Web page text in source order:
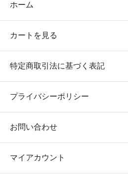
ホーム
カートを見る
特定商取引法に基づく表記
プライバシーポリシー
お問い合わせ
マイアカウント